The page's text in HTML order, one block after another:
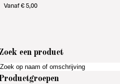
Vanaf€5,00
een product